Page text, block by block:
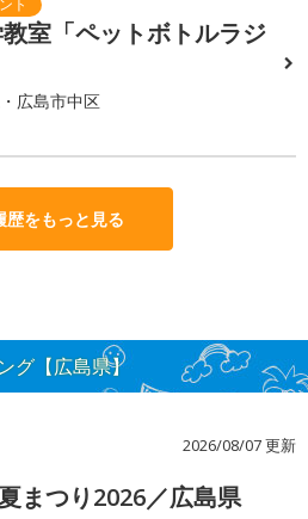
室「ペットボトルラジ
広島市中区
歴をもっと見る
グ【広島県】
2026/08/07 更新
まつり2026／広島県